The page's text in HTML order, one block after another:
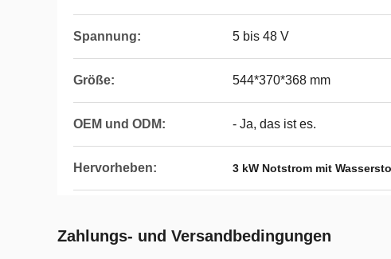
Spannung: 5 bis 48 V
Größe: 544*370*368 mm
OEM und ODM: - Ja, das ist es.
Hervorheben: 3 kW Notstrom mit
Zahlungs- und Versandbedingungen